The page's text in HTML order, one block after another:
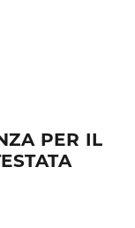
PER IL